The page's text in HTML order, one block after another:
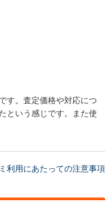
す。査定価格や対応につ
という感じです。また使
利用にあたっての注意事項